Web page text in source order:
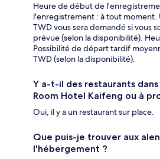
Heure de début de
l'enregistrement : à tout
TWD vous sera demandé si vous
prévue (selon la disponibilité).
Possibilité de départ tardif
TWD (selon la disponibilité).
Y a-t-il des restaurants
Room Hotel Kaifeng ou à
Oui, il y a un restaurant sur place.
Que puis-je trouver aux
l'hébergement ?